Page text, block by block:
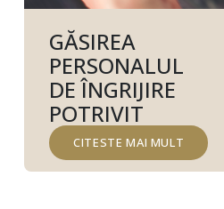
GĂSIREA
PERSONALUL
DE ÎNGRIJIRE
POTRIVIT
CITESTE MAI MULT